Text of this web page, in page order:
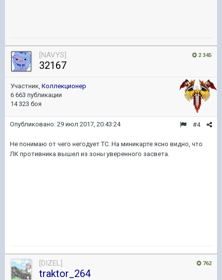
2 345
[NAVYS]
32167
Участник, Коллекционер
6 663 публикации
14 323 боя
#4
Опубликовано: 29 июл 2017, 20:43:24
Не понимаю от чего негодует ТС. На миникарте ясно видно, что
ЛК противника вышел из зоны уверенного засвета.
762
[DIZEL]
traktor_264